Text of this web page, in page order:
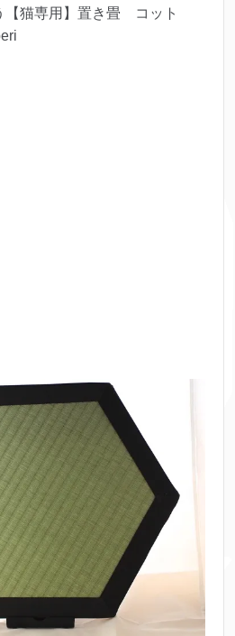
【猫専用】置き畳 コット